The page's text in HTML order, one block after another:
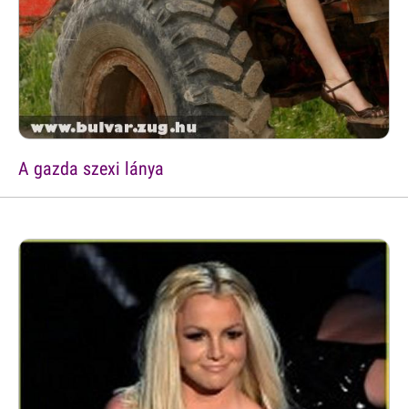
A gazda szexi lánya